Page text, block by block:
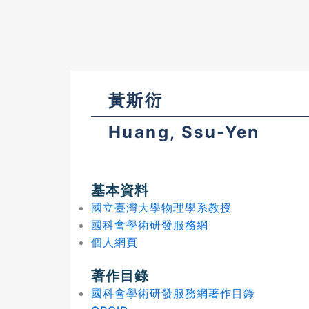
黃斯衍
Huang, Ssu-Yen
基本資料
國立臺灣大學物理學系教授
國科會學術研發服務網
個人網頁
著作目錄
國科會學術研發服務網著作目錄